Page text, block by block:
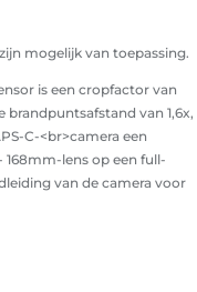
mogelijk van toepassing.
is een cropfactor van
van 1,6x,
C-<br>camera een
168mm-lens op een full-
van de camera voor